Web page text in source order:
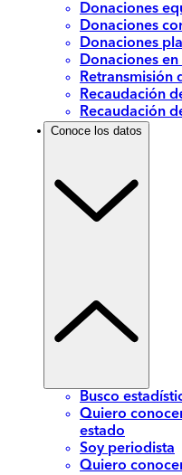
Donaciones
Donaciones
Donaciones
Donaciones
Retransmisión
Recaudación
Recaudación
Conoce los datos
Busco
Quiero
estado
Soy periodista
Quiero